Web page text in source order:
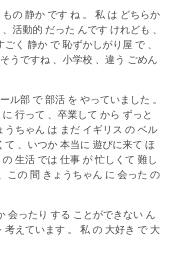
もの 静か です ね 。
私 は どちらか
活動的 だった んです けれども 、
く 静か で 恥ずかしがり屋 で 、
うですね 、小学校 、違う ごめん
ル部 で 部活 を やっていました 。
行って 、卒業して から ずっと
うちゃん は まだ イギリス の ベル
、いつか 本当に 遊びに来て ほ
生活 では 仕事 が 忙しくて 難し
この 間 きょうちゃん に 会った の
会ったり する ことができない ん
えています 。
私 の 大好き で 大